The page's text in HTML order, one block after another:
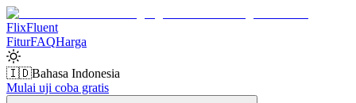
FlixFluent
FiturFAQHarga
🇮🇩Bahasa Indonesia
Mulai uji coba gratis